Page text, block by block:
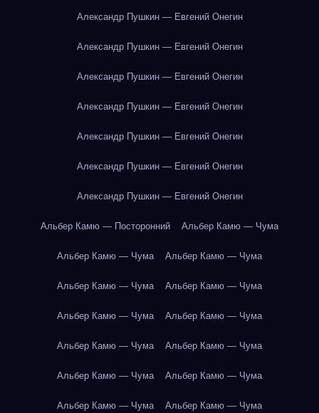
Александр Пушкин — Евгений Онегин
Александр Пушкин — Евгений Онегин
Александр Пушкин — Евгений Онегин
Александр Пушкин — Евгений Онегин
Александр Пушкин — Евгений Онегин
Александр Пушкин — Евгений Онегин
Александр Пушкин — Евгений Онегин
Альбер Камю — Посторонний Альбер Камю — Чума
Альбер Камю — Чума Альбер Камю — Чума
Альбер Камю — Чума Альбер Камю — Чума
Альбер Камю — Чума Альбер Камю — Чума
Альбер Камю — Чума Альбер Камю — Чума
Альбер Камю — Чума Альбер Камю — Чума
Альбер Камю — Чума Альбер Камю — Чума